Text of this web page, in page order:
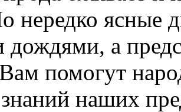
нередко ясные
дождями, а
помогут
знаний наших